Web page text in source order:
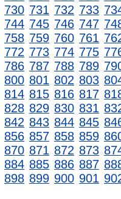
730 731 732 733
744 745 746 747
758 759 760 761
772 773 774 775
786 787 788 789
800 801 802 803
814 815 816 817
828 829 830 831
842 843 844 845
856 857 858 859
870 871 872 873
884 885 886 887
898 899 900 901